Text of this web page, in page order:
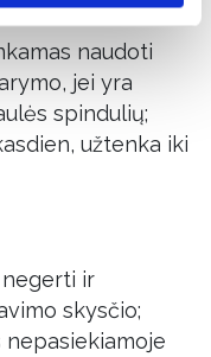
naudoti
jei yra
spindulių;
užtenka iki
negerti ir
skysčio;
nepasiekiamoje